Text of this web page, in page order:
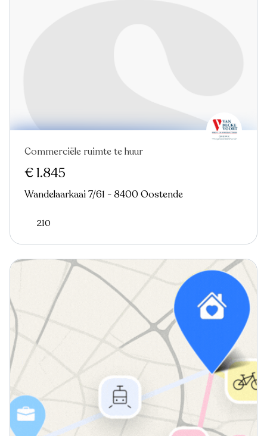
Nieuw
Commerciële ruimte te huur
€ 1.845
Wandelaarkaai 7/61 - 8400 Oostende
210